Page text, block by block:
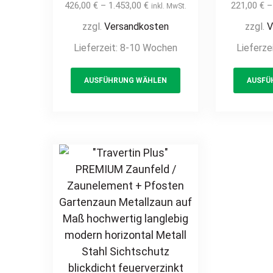
Zaunelement +
Pfosten
Sichtschutzzaun Alu
Gartenzaun
Metallzaun
Sichtschutz Aluzaun
Metall
pulverbeschichtet
Holz Holzoptik
Holzdesign
426,00 € – 1.453,00 € inkl. MwSt.
zzgl. Versandkosten
Lieferzeit: 8-10 Wochen
AUSFÜHRUNG WÄHLEN
This
may
be
chosen
on
product
221,00 €
zzgl.